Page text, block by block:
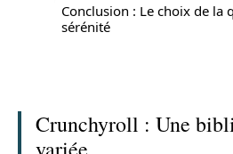
Conclusion : Le choix de la
sérénité
Crunchyroll : Une